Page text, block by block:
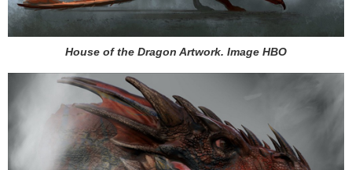
House of the Dragon Artwork. Image HBO